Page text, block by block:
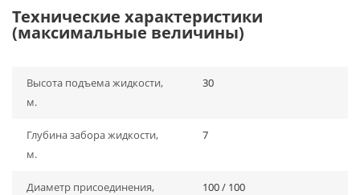
Технические характеристики
(максимальные величины)
Высота подъема жидкости,
м.
30
Глубина забора жидкости,
м.
7
Диаметр присоединения,
100 / 100